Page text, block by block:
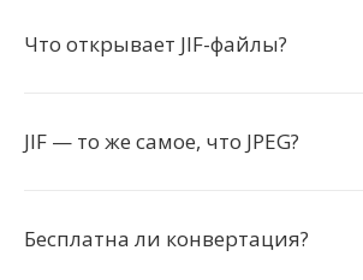
Что открывает JIF-файлы?
JIF — то же самое, что JPEG?
Бесплатна ли конвертация?